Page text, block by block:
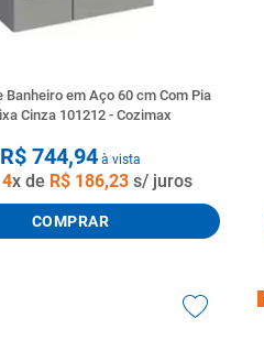
Banheiro em Aço 60 cm Com Pia
Cinza 101212 - Cozimax
R$ 744,94à vista
4x de R$ 186,23s/ juros
COMPRAR